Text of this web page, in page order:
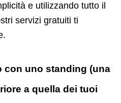
e utilizzando tutto il
servizi gratuiti ti
con uno standing (una
a quella dei tuoi